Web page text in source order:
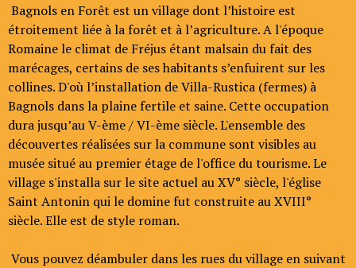
Bagnols en Forêt est un village dont l’histoire est
étroitement liée à la forêt et à l’agriculture. A l'époque
Romaine le climat de Fréjus étant malsain du fait des
marécages, certains de ses habitants s’enfuirent sur les
collines. D'où l’installation de Villa-Rustica (fermes) à
Bagnols dans la plaine fertile et saine. Cette occupation
dura jusqu’au V-ème / VI-ème siècle. L'ensemble des
découvertes réalisées sur la commune sont visibles au
musée situé au premier étage de l'office du tourisme. Le
village s'installa sur le site actuel au XV° siècle, l'église
Saint Antonin qui le domine fut construite au XVIII°
siècle. Elle est de style roman.
Vous pouvez déambuler dans les rues du village en suivant